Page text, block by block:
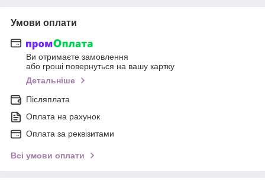
Умови оплати
Ви отримаєте замовлення
або гроші повернуться на вашу картку
Детальніше
Післяплата
Оплата на рахунок
Оплата за реквізитами
Всі умови оплати